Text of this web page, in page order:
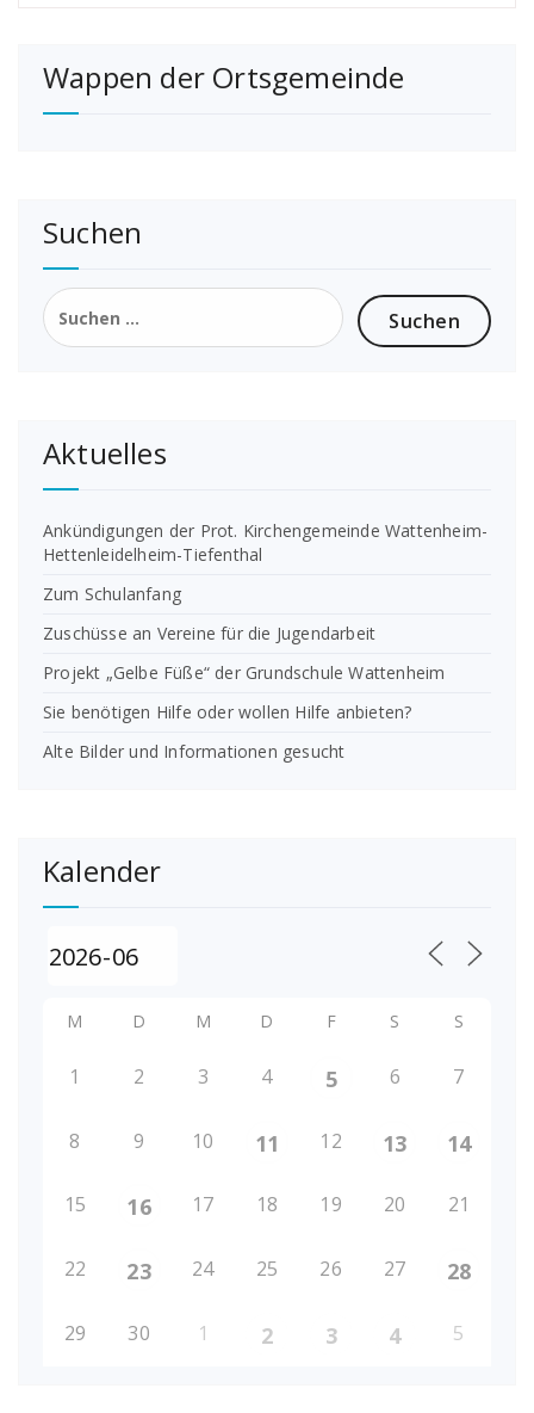
Wappen der Ortsgemeinde
Suchen
Suchen
nach:
Aktuelles
Ankündigungen der Prot. Kirchengemeinde Wattenheim-
Hettenleidelheim-Tiefenthal
Zum Schulanfang
Zuschüsse an Vereine für die Jugendarbeit
Projekt „Gelbe Füße“ der Grundschule Wattenheim
Sie benötigen Hilfe oder wollen Hilfe anbieten?
Alte Bilder und Informationen gesucht
Kalender
M D M D F S S
1 2 3 4 5 6 7
8 9 10 11 12 13 14
15 16 17 18 19 20 21
22 23 24 25 26 27 28
29 30 1 2 3 4 5